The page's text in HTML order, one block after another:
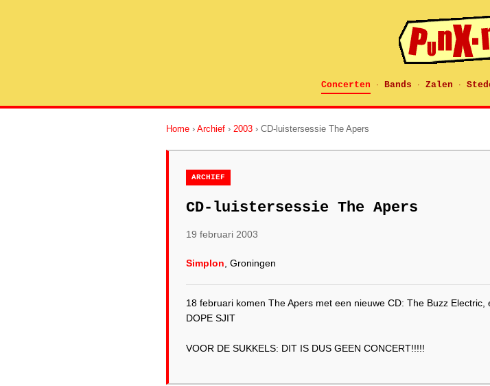
Concerten · Bands · Zalen ·
Home › Archief › 2003 › CD-luistersessie The Apers
ARCHIEF
CD-luistersessie The Apers
19 februari 2003
Simplon , Groningen
18 februari komen The Apers met een nieuwe CD: The Buzz
DOPE SJIT
VOOR DE SUKKELS: DIT IS DUS GEEN CONCERT!!!!!